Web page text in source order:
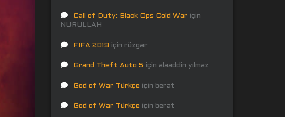
Call of Duty: Black Ops Cold War için
NURULLAH
FIFA 2019 için rüzgar
Grand Theft Auto 5 için alaaddin yılmaz
God of War Türkçe için berat
God of War Türkçe için berat